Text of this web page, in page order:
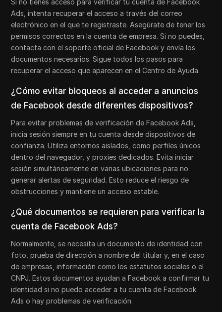
Si no tienes acceso para verificar tu cuenta de Facebook
Ads, intenta recuperar el acceso a través del correo
electrónico en el que te registraste. Asegúrate de tener los
permisos correctos en la cuenta de empresa. Si no puedes,
contacta con el soporte oficial de Facebook y envía los
documentos necesarios. Sigue todos los pasos para
recuperar el acceso que aparecen en el Centro de Ayuda.
¿Cómo evitar bloqueos al acceder a anuncios
de Facebook desde diferentes dispositivos?
Para evitar problemas de verificación de Facebook Ads,
inicia sesión siempre en tu cuenta desde dispositivos de
confianza. Utiliza entornos aislados, como perfiles únicos
dentro del navegador, y proxies dedicados. Evita iniciar
sesión simultáneamente en varias ubicaciones para no
generar alertas de seguridad. Esto reduce el riesgo de
obstrucciones y mantiene un acceso estable.
¿Qué documentos se requieren para verificar la
cuenta de Facebook Ads?
Normalmente, se necesita un documento de identidad con
foto, prueba de dirección a nombre del titular y, en el caso
de empresas, información como los estatutos sociales o el
CNPJ. Estos documentos ayudan a Facebook a confirmar tu
identidad si no puedo acceder a tu cuenta de Facebook
Ads o hay problemas de verificación.